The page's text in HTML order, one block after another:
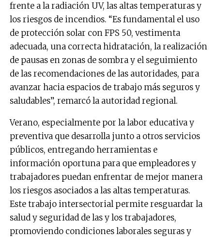
frente a la radiación UV, las altas temperaturas y
los riesgos de incendios. “Es fundamental el uso
de protección solar con FPS 50, vestimenta
adecuada, una correcta hidratación, la realización
de pausas en zonas de sombra y el seguimiento
de las recomendaciones de las autoridades, para
avanzar hacia espacios de trabajo más seguros y
saludables”, remarcó la autoridad regional.
Verano, especialmente por la labor educativa y
preventiva que desarrolla junto a otros servicios
públicos, entregando herramientas e
información oportuna para que empleadores y
trabajadores puedan enfrentar de mejor manera
los riesgos asociados a las altas temperaturas.
Este trabajo intersectorial permite resguardar la
salud y seguridad de las y los trabajadores,
promoviendo condiciones laborales seguras y